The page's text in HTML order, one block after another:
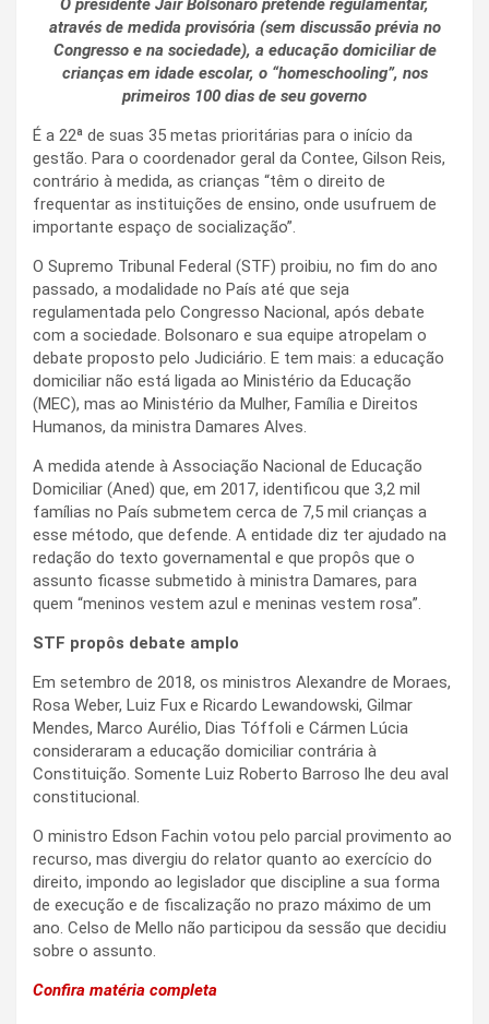
O presidente Jair Bolsonaro pretende regulamentar,
através de medida provisória (sem discussão prévia no
Congresso e na sociedade), a educação domiciliar de
crianças em idade escolar, o “homeschooling”, nos
primeiros 100 dias de seu governo
É a 22ª de suas 35 metas prioritárias para o início da
gestão. Para o coordenador geral da Contee, Gilson Reis,
contrário à medida, as crianças “têm o direito de
frequentar as instituições de ensino, onde usufruem de
importante espaço de socialização”.
O Supremo Tribunal Federal (STF) proibiu, no fim do ano
passado, a modalidade no País até que seja
regulamentada pelo Congresso Nacional, após debate
com a sociedade. Bolsonaro e sua equipe atropelam o
debate proposto pelo Judiciário. E tem mais: a educação
domiciliar não está ligada ao Ministério da Educação
(MEC), mas ao Ministério da Mulher, Família e Direitos
Humanos, da ministra Damares Alves.
A medida atende à Associação Nacional de Educação
Domiciliar (Aned) que, em 2017, identificou que 3,2 mil
famílias no País submetem cerca de 7,5 mil crianças a
esse método, que defende. A entidade diz ter ajudado na
redação do texto governamental e que propôs que o
assunto ficasse submetido à ministra Damares, para
quem “meninos vestem azul e meninas vestem rosa”.
STF propôs debate amplo
Em setembro de 2018, os ministros Alexandre de Moraes,
Rosa Weber, Luiz Fux e Ricardo Lewandowski, Gilmar
Mendes, Marco Aurélio, Dias Tóffoli e Cármen Lúcia
consideraram a educação domiciliar contrária à
Constituição. Somente Luiz Roberto Barroso lhe deu aval
constitucional.
O ministro Edson Fachin votou pelo parcial provimento ao
recurso, mas divergiu do relator quanto ao exercício do
direito, impondo ao legislador que discipline a sua forma
de execução e de fiscalização no prazo máximo de um
ano. Celso de Mello não participou da sessão que decidiu
sobre o assunto.
Confira matéria completa